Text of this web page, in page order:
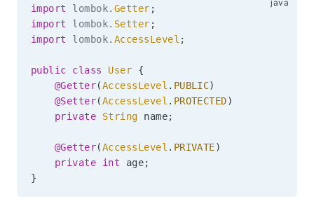
import lombok. Getter ;
import
lombok. Setter ;
import
lombok. AccessLevel ;
public class User
{
@Getter(AccessLevel . PUBLIC)
@Setter(AccessLevel . PROTECTED)
private
String name;
@Getter(AccessLevel . PRIVATE)
private
int age;
}